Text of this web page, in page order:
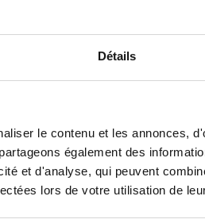
Détails
le contenu et les annonces,
également des
et d'analyse, qui peuvent
lors de votre utilisation de
de lames à l'aide d'un seul
modèles à essence, éliminant la
, indique la limite de surface
de modèles sous-dimensionnés par
la capacité opérationnelle effective
délivrée par le moteur.
?
lorsqu'un modèle amateur ne
méticuleux de jardins de dimensions
entre 130 et 2400 mètres carrés.